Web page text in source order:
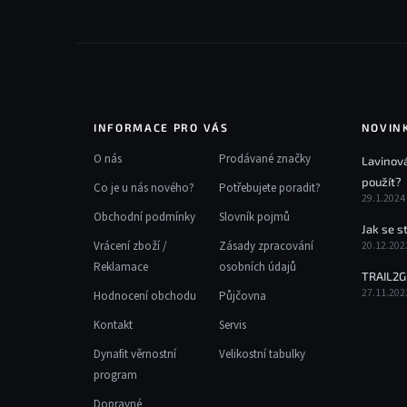
INFORMACE PRO VÁS
O nás
Co je u nás nového?
Obchodní podmínky
Vrácení zboží /
Reklamace
Hodnocení obchodu
Kontakt
Dynafit věrnostní
program
Prodávané značky
Potřebujete poradit?
Slovník pojmů
Zásady zpracování
osobních údajů
Půjčovna
Servis
Velikostní tabulky
použít?
29.1.2024
Jak se